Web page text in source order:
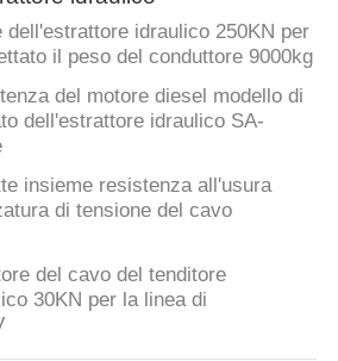
dell'estrattore idraulico 250KN per
il peso del conduttore 9000kg
del motore diesel modello di
dell'estrattore idraulico SA-
insieme resistenza all'usura
di tensione del cavo
del cavo del tenditore
30KN per la linea di